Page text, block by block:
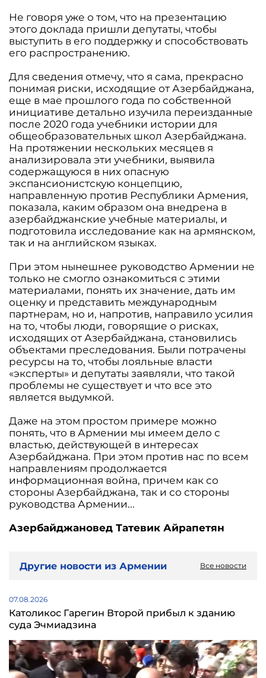
Не говоря уже о том, что на презентацию
этого доклада пришли депутаты, чтобы
выступить в его поддержку и способствовать
его распространению.
Для сведения отмечу, что я сама, прекрасно
понимая риски, исходящие от Азербайджана,
еще в мае прошлого года по собственной
инициативе детально изучила переизданные
после 2020 года учебники истории для
общеобразовательных школ Азербайджана.
На протяжении нескольких месяцев я
анализировала эти учебники, выявила
содержащуюся в них опасную
экспансионистскую концепцию,
направленную против Республики Армения,
показала, каким образом она внедрена в
азербайджанские учебные материалы, и
подготовила исследование как на армянском,
так и на английском языках.
При этом нынешнее руководство Армении не
только не смогло ознакомиться с этими
материалами, понять их значение, дать им
оценку и представить международным
партнерам, но и, напротив, направило усилия
на то, чтобы люди, говорящие о рисках,
исходящих от Азербайджана, становились
объектами преследования. Были потрачены
ресурсы на то, чтобы лояльные власти
«эксперты» и депутаты заявляли, что такой
проблемы не существует и что все это
является выдумкой.
Даже на этом простом примере можно
понять, что в Армении мы имеем дело с
властью, действующей в интересах
Азербайджана. При этом против нас по всем
направлениям продолжается
информационная война, причем как со
стороны Азербайджана, так и со стороны
руководства Армении...
Азербайджановед Татевик Айрапетян
Другие новости из Армении Все новости
07.08.2026
Католикос Гарегин Второй прибыл к зданию
суда Эчмиадзина